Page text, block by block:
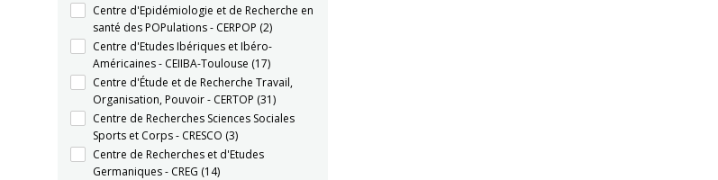
Centre d'Epidémiologie et de Recherche en
santé des POPulations - CERPOP (2)
Centre d'Etudes Ibériques et Ibéro-
Américaines - CEIIBA-Toulouse (17)
Centre d'Étude et de Recherche Travail,
Organisation, Pouvoir - CERTOP (31)
Centre de Recherches Sciences Sociales
Sports et Corps - CRESCO (3)
Centre de Recherches et d'Etudes
Germaniques - CREG (14)